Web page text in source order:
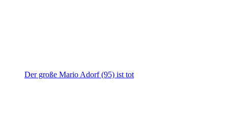
Der große Mario Adorf (95) ist tot